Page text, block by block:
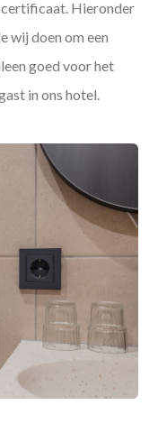
certificaat. Hieronder
wij doen om een
goed voor het
in ons hotel.